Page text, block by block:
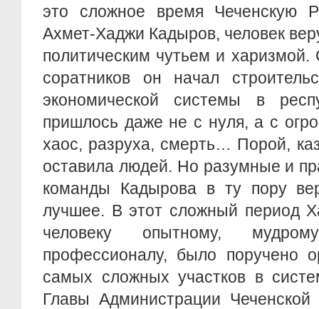
это сложное время Чеченскую
Ахмет-Хаджи Кадыров, человек
политическим чутьем и
соратников он начал
экономической системы в
пришлось даже не с нуля, а с
хаос, разруха, смерть… Порой,
оставила людей. Но разумные и
команды Кадырова в ту пору
лучшее. В этот сложный период
человеку опытному,
профессионалу, было поручено
самых сложных участков в
Главы Администрации